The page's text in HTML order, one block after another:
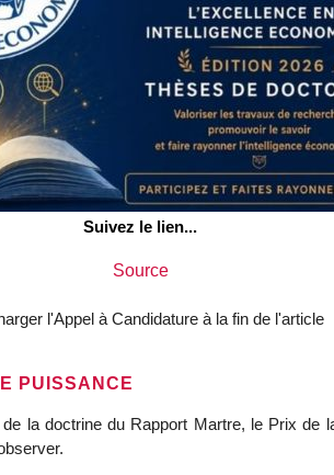
Suivez le lien...
Source
l'Appel à Candidature à la fin de l'article
PUISSANCE
la doctrine du Rapport Martre, le Prix de